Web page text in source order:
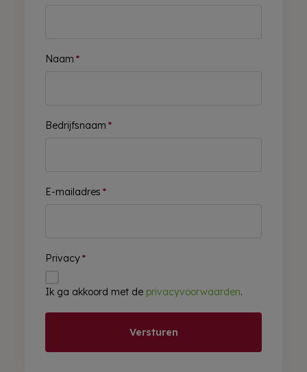
Naam *
Bedrijfsnaam *
E-mailadres *
Privacy*
Ik ga akkoord met de privacyvoorwaarden.
Versturen